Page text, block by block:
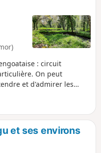
: circuit
On peut
et d'admirer les
war dro Hengoad
du circuit est disponible
et ses environs